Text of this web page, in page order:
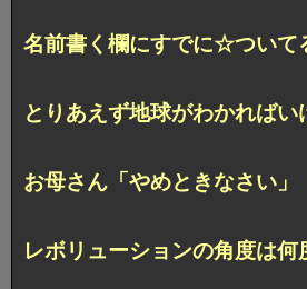
名前書く欄にすでに☆つい
とりあえず地球がわかれば
お母さん「やめときなさい
レボリューションの角度は